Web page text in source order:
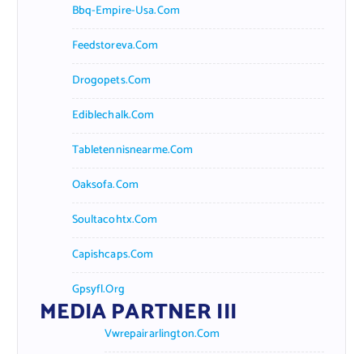
Bbq-Empire-Usa.com
Feedstoreva.com
Drogopets.com
Ediblechalk.com
Tabletennisnearme.com
Oaksofa.com
Soultacohtx.com
Capishcaps.com
Gpsyfl.org
MEDIA PARTNER III
Vwrepairarlington.com